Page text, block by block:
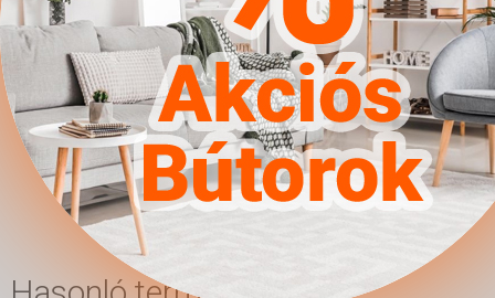
típusa: Kiegészíthető || Fék:
Igen || Szín: Fekete || Szín:
Fényes fehér || Kombináció:
Változtatható || Vezetett
szám: 4 db. (külön
vásárolható) || Anyagok:
Laminált forgácslap ||